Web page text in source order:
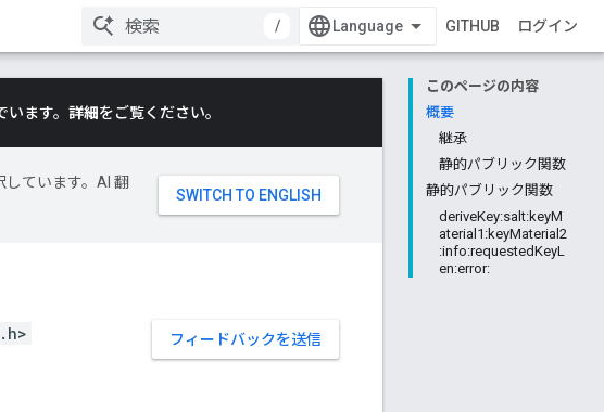
/
GITHUB ログイン
このページの内容
概要
継承
静的パブリック関数
静的パブリック関数
deriveKey:salt:keyM
aterial1:keyMaterial2
:info:requestedKeyL
en:error:
ます。 詳細をご覧ください。
ています。AI 翻
フィードバックを送信